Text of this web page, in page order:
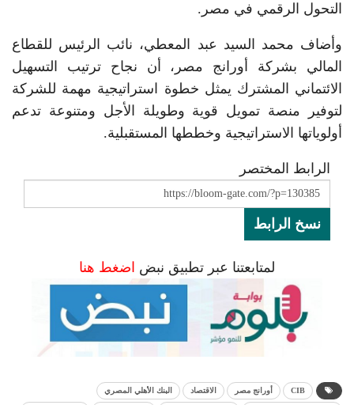
التحول الرقمي في مصر.
وأضاف محمد السيد عبد المعطي، نائب الرئيس للقطاع
المالي بشركة أورانج مصر، أن نجاح ترتيب التسهيل
الائتماني المشترك يمثل خطوة استراتيجية مهمة للشركة
لتوفير منصة تمويل قوية وطويلة الأجل ومتنوعة تدعم
أولوياتها الاستراتيجية وخططها المستقبلية.
الرابط المختصر
نسخ الرابط
لمتابعتنا عبر تطبيق نبض اضغط هنا
CIB أورانج مصر الاقتصاد البنك الأهلي المصري